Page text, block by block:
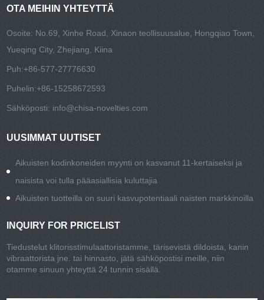
OTA MEIHIN YHTEYTTÄ
Osoite: No.69, Xinhe Road, Xinaon teollisuusalue, Hongqiao Town,
Yueqing City, Zhejiang, Kiina
Puh:+86-577-27776630
Puhelin:+86-15258672593
Sähköposti: info@chisa-novelties.com
UUSIMMAT UUTISET
Aikuisten kodinkoneiden myynti on kasvanut 11-kertaiseksi ja
naisista voi tulla pääasiallisia kuluttajia
Aikuisten tuotteilla on suuri kasvupotentiaali naisten markkinoilla
INQUIRY FOR PRICELIST
Tiedustelut klitorisstimulaattoristamme, tärisevistä dildoista, kanin
vibraattorista jne. tai hinnasto, jätä sähköpostisi meille, niin
otamme sinuun yhteyttä 24 tunnin sisällä.